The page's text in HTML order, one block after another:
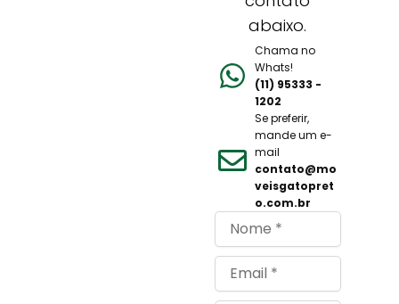
abaixo.
Chama no
Whats!
(11) 95333 -
1202
Se preferir,
mande um e-
mail
contato@mo
veisgatopret
o.com.br
Nome
Email